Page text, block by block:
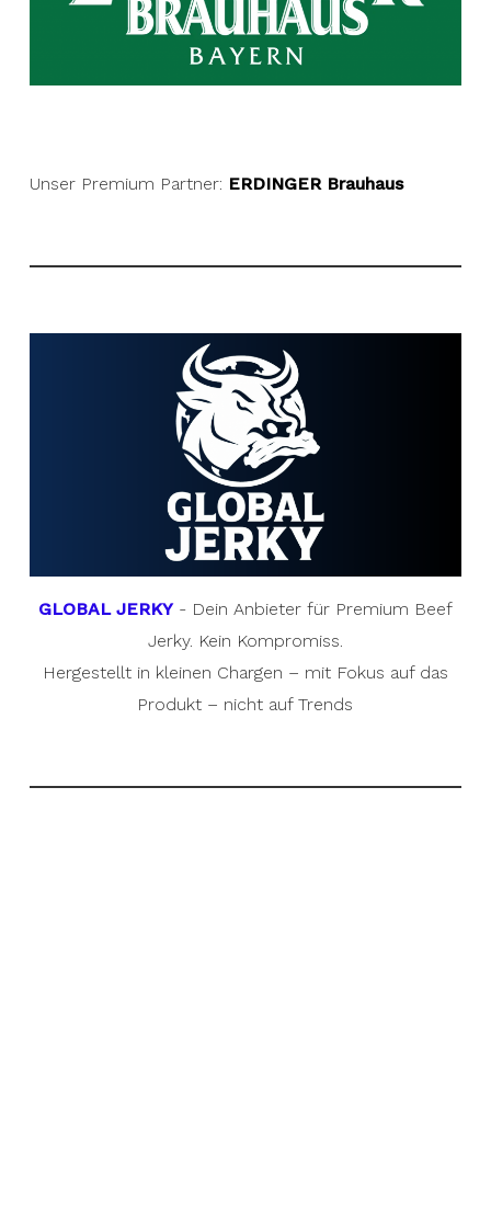
Unser Premium Partner: ERDINGER Brauhaus
GLOBAL JERKY- Dein Anbieter für Premium Beef
Jerky. Kein Kompromiss.
Hergestellt in kleinen Chargen – mit Fokus auf das
Produkt – nicht auf Trends